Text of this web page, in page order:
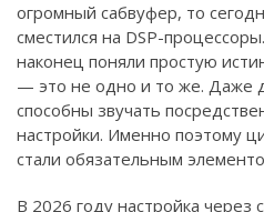
огромный сабвуфер, то
сместился на DSP-
наконец поняли простую
— это не одно и то же. Даже
способны звучать
настройки. Именно поэтому
стали обязательным
В 2026 году настройка через